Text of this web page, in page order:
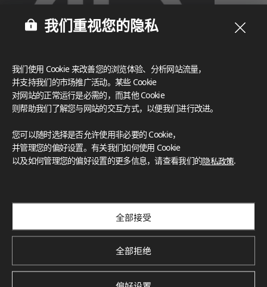
What These Certifications Mean
灵感画廊
我们重视您的隐私
我们使用 Cookie 来改善您的浏览体验、分析网站流量，
并支持我们的市场推广活动。某些 Cookie
对网站的正常运行是必需的，而其他 Cookie
则帮助我们了解您与网站的交互方式，以便我们进行改进。
您可以随时选择是否允许使用非必要的 Cookie，
并管理您的偏好设置。有关我们如何使用 Cookie
以及如何管理您的偏好设置的更多信息，请查看我们的隐私政策.
全部接受
全部拒绝